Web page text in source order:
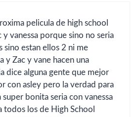
pelicula de high school
y vanessa porque sino no seria
sino estan ellos 2 ni me
y Zac y vane hacen una
dice alguna gente que mejor
con asley pero la verdad para
bonita seria con vanessa
todos los de High School